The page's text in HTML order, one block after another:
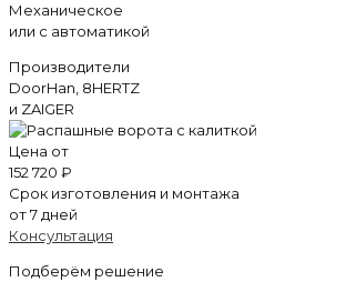
Механическое
или с автоматикой
Производители
DoorHan, 8HERTZ
и ZAIGER
Цена от
152 720 ₽
Срок изготовления и монтажа
от 7 дней
Консультация
Подберём решение